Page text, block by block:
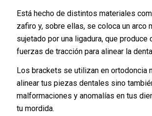
Está hecho de distintos materiales
zafiro y, sobre ellas, se coloca un arco
sujetado por una ligadura, que produce
fuerzas de tracción para alinear la
Los brackets se utilizan en ortodoncia
alinear tus piezas dentales sino
malformaciones y anomalías en tus
tu mordida.